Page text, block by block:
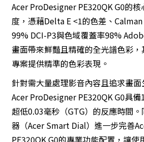
Acer ProDesigner PE320QK G0的
度，憑藉Delta E <1的色差、
99% DCI-P3與色域覆蓋率98%
畫面帶來鮮豔且精確的全光譜色彩
專案提供精準的色彩表現。
針對需大量處理影音內容且追求畫面
Acer ProDesigner PE320QK G0具
超低0.03毫秒（GTG）的反應時間
器（Acer Smart Dial）進一步完善
PE320QK G0的專業功能配置，讓